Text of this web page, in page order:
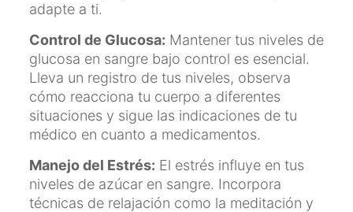
adapte a ti.
Control de Glucosa: Mantener tus niveles de
glucosa en sangre bajo control es esencial.
Lleva un registro de tus niveles, observa
cómo reacciona tu cuerpo a diferentes
situaciones y sigue las indicaciones de tu
médico en cuanto a medicamentos.
Manejo del Estrés: El estrés influye en tus
niveles de azúcar en sangre. Incorpora
técnicas de relajación como la meditación y